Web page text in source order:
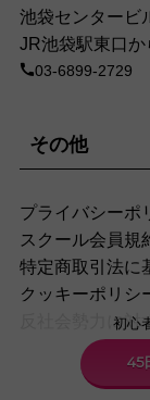
池袋センタービ
JR池袋駅東口か
03-6899-2729
その他
プライバシーポ
スクール会員規
特定商取引法に
クッキーポリシ
反社会勢力に初心
45